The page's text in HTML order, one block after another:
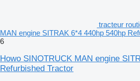
tracteur
MAN engine SITRAK 6*4 440hp 540hp
6
Howo SINOTRUCK MAN engine
Refurbished Tractor